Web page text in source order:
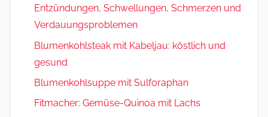
Entzündungen, Schwellungen, Schmerzen und
Verdauungsproblemen
Blumenkohlsteak mit Kabeljau: köstlich und
gesund
Blumenkohlsuppe mit Sulforaphan
Fitmacher: Gemüse-Quinoa mit Lachs